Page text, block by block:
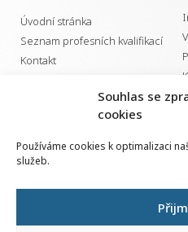
Souhlas se
cookies
Používáme cookies k optimalizaci
služeb.
Úvodní stránka
Seznam profesních kvalifikací
Kontakt
GDPR